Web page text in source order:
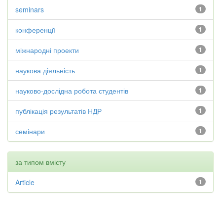
1
seminars
1
конференції
1
міжнародні проекти
1
наукова діяльність
1
науково-дослідна робота студентів
1
публікація результатів НДР
1
семінари
за типом вмісту
1
Article